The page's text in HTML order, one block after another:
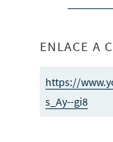
ENLACE A
https://
s_Ay--gi8